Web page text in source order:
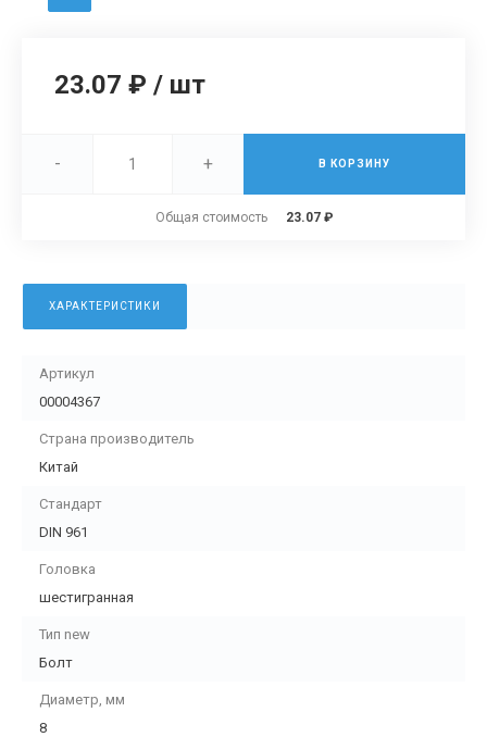
23.07 ₽ / шт
- + В КОРЗИНУ
Общая стоимость 23.07 ₽
ХАРАКТЕРИСТИКИ
Артикул
00004367
Страна производитель
Китай
Стандарт
DIN 961
Головка
шестигранная
Тип new
Болт
Диаметр, мм
8